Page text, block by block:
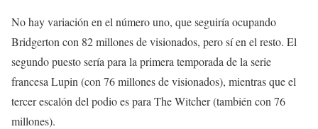
No hay variación en el número uno, que seguiría ocupando
Bridgerton con 82 millones de visionados, pero sí en el resto. El
segundo puesto sería para la primera temporada de la serie
francesa Lupin (con 76 millones de visionados), mientras que el
tercer escalón del podio es para The Witcher (también con 76
millones).